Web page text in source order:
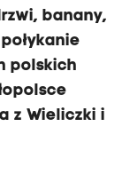
banany,
polskich
z Wieliczki i